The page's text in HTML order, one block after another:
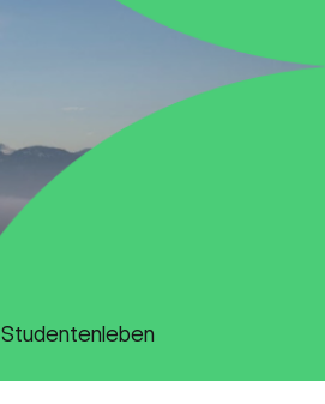
Studentenleben